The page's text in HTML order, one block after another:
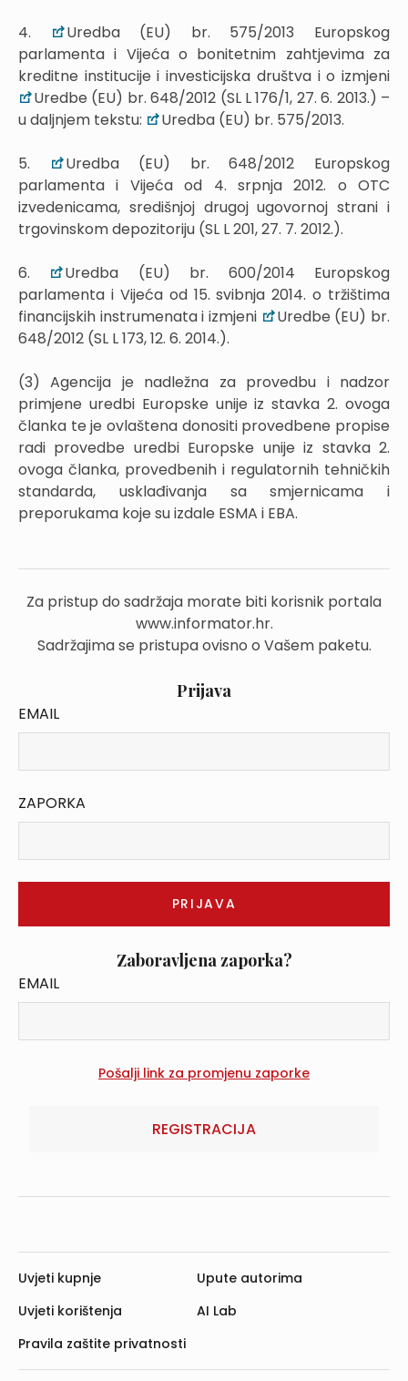
4.
Uredba (EU) br. 575/2013 Europskog
parlamenta i Vijeća o bonitetnim zahtjevima za
kreditne institucije i investicijska društva i o izmjeni
Uredbe (EU) br. 648/2012 (SL L 176/1, 27. 6. 2013.) –
u daljnjem tekstu:
Uredba (EU) br. 575/2013.
5.
Uredba (EU) br. 648/2012 Europskog
parlamenta i Vijeća od 4. srpnja 2012. o OTC
izvedenicama, središnjoj drugoj ugovornoj strani i
trgovinskom depozitoriju (SL L 201, 27. 7. 2012.).
6.
Uredba (EU) br. 600/2014 Europskog
parlamenta i Vijeća od 15. svibnja 2014. o tržištima
financijskih instrumenata i izmjeni
Uredbe (EU) br.
648/2012 (SL L 173, 12. 6. 2014.).
(3) Agencija je nadležna za provedbu i nadzor
primjene uredbi Europske unije iz stavka 2. ovoga
članka te je ovlaštena donositi provedbene propise
radi provedbe uredbi Europske unije iz stavka 2.
ovoga članka, provedbenih i regulatornih tehničkih
standarda, usklađivanja sa smjernicama i
preporukama koje su izdale ESMA i EBA.
Za pristup do sadržaja morate biti korisnik portala
www.informator.hr.
Sadržajima se pristupa ovisno o Vašem paketu.
Prijava
EMAIL
ZAPORKA
Zaboravljena zaporka?
EMAIL
REGISTRACIJA
Uvjeti kupnje
Uvjeti korištenja
Pravila zaštite privatnosti
Upute autorima
AI Lab